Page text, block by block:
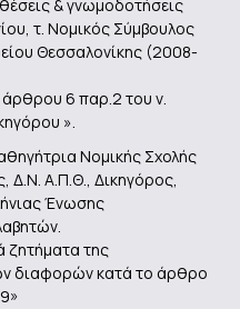
& γνωμοδοτήσεις
τ. Νομικός Σύμβουλος
Θεσσαλονίκης (2008-
6 παρ.2 του ν.
».
Νομικής Σχολής
Δ.Ν. Α.Π.Θ., Δικηγόρος,
Ένωσης
ζητήματα της
διαφορών κατά το άρθρο